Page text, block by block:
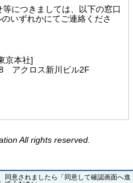
につきましては、以下の窓口
いずれかにてご連絡くださ
京本社]
アクロス新川ビル2F
All rights reserved.
同意されましたら「同意して確認画面へ進